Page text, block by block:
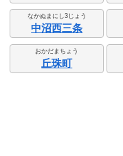
なかぬまにし3じょう
中沼西三条
おかだまちょう
丘珠町